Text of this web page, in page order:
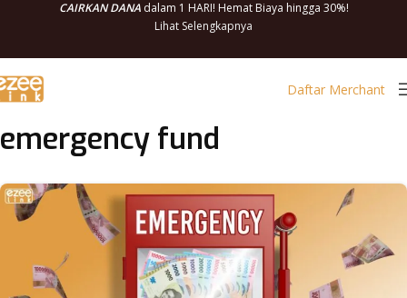
CAIRKAN DANAdalam 1 HARI! Hemat Biaya hingga 30%!
Lihat Selengkapnya
Daftar Merchant
emergency fund